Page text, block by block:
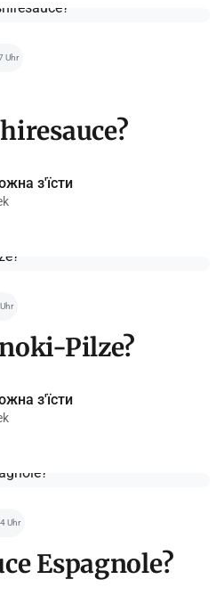
Uhr
з'їсти
Pilze?
з'їсти
Uhr
Espagnole?